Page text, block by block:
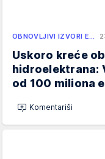
OBNOVLJIVI IZVORI E…
Uskoro kreće
hidroelektrana:
od 100 miliona
Komentariši